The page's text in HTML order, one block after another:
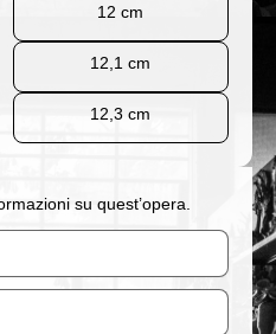
12 cm
12,1 cm
12,3 cm
su quest’opera.